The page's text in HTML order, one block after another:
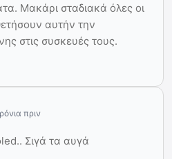
Μακάρι σταδιακά όλες οι
αυτήν την
στις συσκευές τους.
πριν
Σιγά τα αυγά